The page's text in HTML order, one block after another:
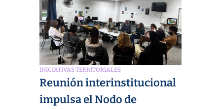
INICIATIVAS TERRITORIALES
Reunión interinstitucional
impulsa el Nodo de